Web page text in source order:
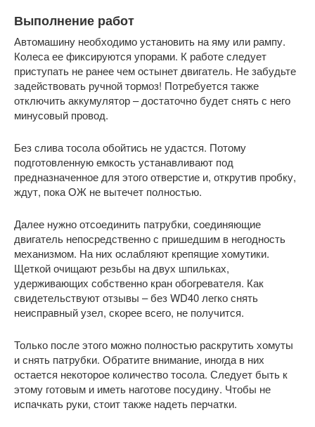
Выполнение работ
Автомашину необходимо установить на яму или рампу.
Колеса ее фиксируются упорами. К работе следует
приступать не ранее чем остынет двигатель. Не забудьте
задействовать ручной тормоз! Потребуется также
отключить аккумулятор – достаточно будет снять с него
минусовый провод.
Без слива тосола обойтись не удастся. Потому
подготовленную емкость устанавливают под
предназначенное для этого отверстие и, открутив пробку,
ждут, пока ОЖ не вытечет полностью.
Далее нужно отсоединить патрубки, соединяющие
двигатель непосредственно с пришедшим в негодность
механизмом. На них ослабляют крепящие хомутики.
Щеткой очищают резьбы на двух шпильках,
удерживающих собственно кран обогревателя. Как
свидетельствуют отзывы – без WD40 легко снять
неисправный узел, скорее всего, не получится.
Только после этого можно полностью раскрутить хомуты
и снять патрубки. Обратите внимание, иногда в них
остается некоторое количество тосола. Следует быть к
этому готовым и иметь наготове посудину. Чтобы не
испачкать руки, стоит также надеть перчатки.